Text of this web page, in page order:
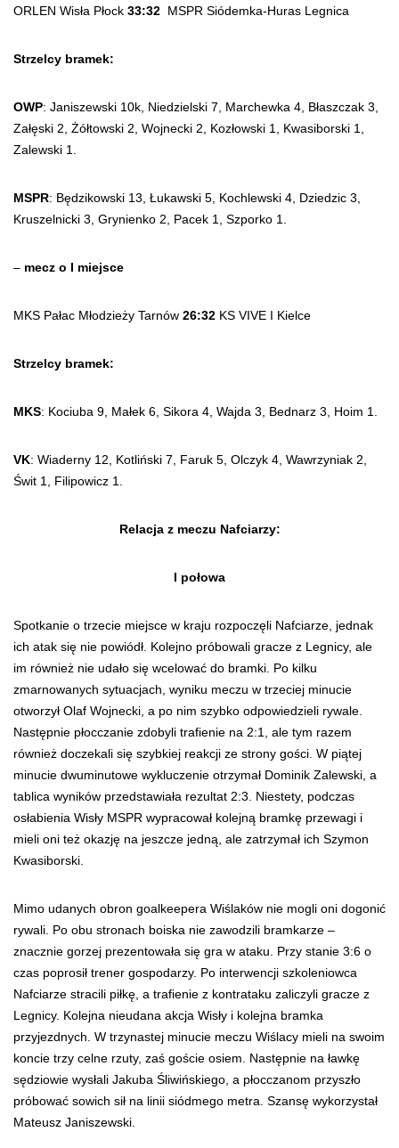
ORLEN Wisła Płock 33:32 MSPR Siódemka-Huras Legnica
Strzelcy bramek:
OWP: Janiszewski 10k, Niedzielski 7, Marchewka 4, Błaszczak 3,
Załęski 2, Żółtowski 2, Wojnecki 2, Kozłowski 1, Kwasiborski 1,
Zalewski 1.
MSPR: Będzikowski 13, Łukawski 5, Kochlewski 4, Dziedzic 3,
Kruszelnicki 3, Grynienko 2, Pacek 1, Szporko 1.
– mecz o I miejsce
MKS Pałac Młodzieży Tarnów 26:32 KS VIVE I Kielce
Strzelcy bramek:
MKS: Kociuba 9, Małek 6, Sikora 4, Wajda 3, Bednarz 3, Hoim 1.
VK: Wiaderny 12, Kotliński 7, Faruk 5, Olczyk 4, Wawrzyniak 2,
Świt 1, Filipowicz 1.
Relacja z meczu Nafciarzy:
I połowa
Spotkanie o trzecie miejsce w kraju rozpoczęli Nafciarze, jednak
ich atak się nie powiódł. Kolejno próbowali gracze z Legnicy, ale
im również nie udało się wcelować do bramki. Po kilku
zmarnowanych sytuacjach, wyniku meczu w trzeciej minucie
otworzył Olaf Wojnecki, a po nim szybko odpowiedzieli rywale.
Następnie płocczanie zdobyli trafienie na 2:1, ale tym razem
również doczekali się szybkiej reakcji ze strony gości. W piątej
minucie dwuminutowe wykluczenie otrzymał Dominik Zalewski, a
tablica wyników przedstawiała rezultat 2:3. Niestety, podczas
osłabienia Wisły MSPR wypracował kolejną bramkę przewagi i
mieli oni też okazję na jeszcze jedną, ale zatrzymał ich Szymon
Kwasiborski.
Mimo udanych obron goalkeepera Wiślaków nie mogli oni dogonić
rywali. Po obu stronach boiska nie zawodzili bramkarze –
znacznie gorzej prezentowała się gra w ataku. Przy stanie 3:6 o
czas poprosił trener gospodarzy. Po interwencji szkoleniowca
Nafciarze stracili piłkę, a trafienie z kontrataku zaliczyli gracze z
Legnicy. Kolejna nieudana akcja Wisły i kolejna bramka
przyjezdnych. W trzynastej minucie meczu Wiślacy mieli na swoim
koncie trzy celne rzuty, zaś goście osiem. Następnie na ławkę
sędziowie wysłali Jakuba Śliwińskiego, a płocczanom przyszło
próbować sowich sił na linii siódmego metra. Szansę wykorzystał
Mateusz Janiszewski.